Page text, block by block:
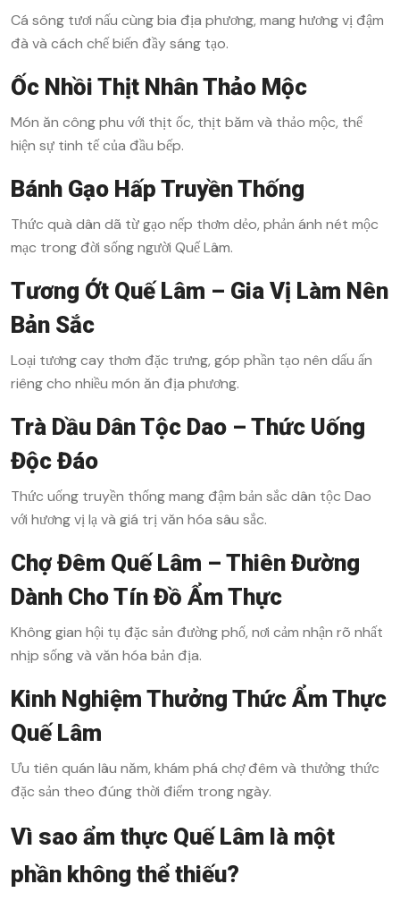
Cá sông tươi nấu cùng bia địa phương, mang hương vị đậm
đà và cách chế biến đầy sáng tạo.
Ốc Nhồi Thịt Nhân Thảo Mộc
Món ăn công phu với thịt ốc, thịt băm và thảo mộc, thể
hiện sự tinh tế của đầu bếp.
Bánh Gạo Hấp Truyền Thống
Thức quà dân dã từ gạo nếp thơm dẻo, phản ánh nét mộc
mạc trong đời sống người Quế Lâm.
Tương Ớt Quế Lâm – Gia Vị Làm Nên
Bản Sắc
Loại tương cay thơm đặc trưng, góp phần tạo nên dấu ấn
riêng cho nhiều món ăn địa phương.
Trà Dầu Dân Tộc Dao – Thức Uống
Độc Đáo
Thức uống truyền thống mang đậm bản sắc dân tộc Dao
với hương vị lạ và giá trị văn hóa sâu sắc.
Chợ Đêm Quế Lâm – Thiên Đường
Dành Cho Tín Đồ Ẩm Thực
Không gian hội tụ đặc sản đường phố, nơi cảm nhận rõ nhất
nhịp sống và văn hóa bản địa.
Kinh Nghiệm Thưởng Thức Ẩm Thực
Quế Lâm
Ưu tiên quán lâu năm, khám phá chợ đêm và thưởng thức
đặc sản theo đúng thời điểm trong ngày.
Vì sao ẩm thực Quế Lâm là một
phần không thể thiếu?